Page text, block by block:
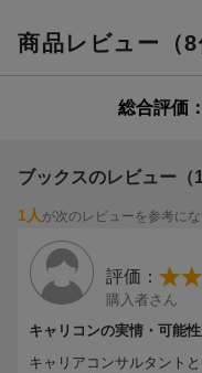
商品レビュー（8
総合評価：
ブックスのレビュー（1
1人が次のレビューを参考に
評価：
購入者さん
キャリコンの実情・可能
キャリアコンサルタント